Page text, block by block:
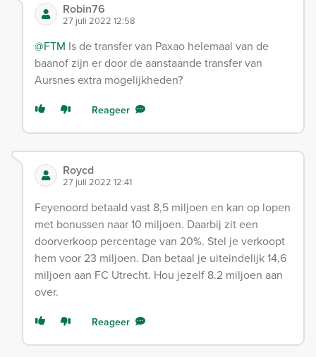
Robin76
27 juli 2022 12:58
@FTM Is de transfer van Paxao helemaal van de
baanof zijn er door de aanstaande transfer van
Aursnes extra mogelijkheden?
Reageer
Roycd
27 juli 2022 12:41
Feyenoord betaald vast 8,5 miljoen en kan op lopen
met bonussen naar 10 miljoen. Daarbij zit een
doorverkoop percentage van 20%. Stel je verkoopt
hem voor 23 miljoen. Dan betaal je uiteindelijk 14,6
miljoen aan FC Utrecht. Hou jezelf 8.2 miljoen aan
over.
Reageer